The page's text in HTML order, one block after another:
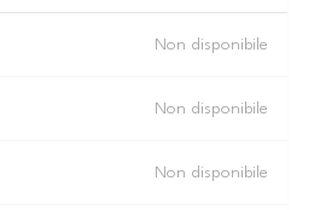
Non disponibile
Non disponibile
Non disponibile